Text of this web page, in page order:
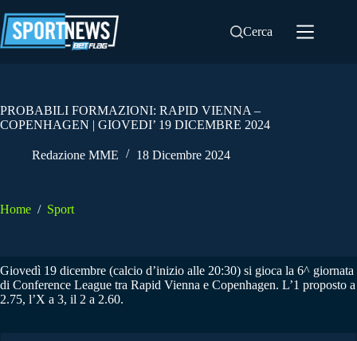
al
contenuto
Cerca
PROBABILI FORMAZIONI: RAPID VIENNA –
COPENHAGEN | GIOVEDI’ 19 DICEMBRE 2024
Redazione MME 18 Dicembre 2024
Home / Sport
Giovedì 19 dicembre (calcio d’inizio alle 20:30) si gioca la 6^ giornata
di Conference League tra Rapid Vienna e Copenhagen. L’1 proposto a
2.75, l’X a 3, il 2 a 2.60.